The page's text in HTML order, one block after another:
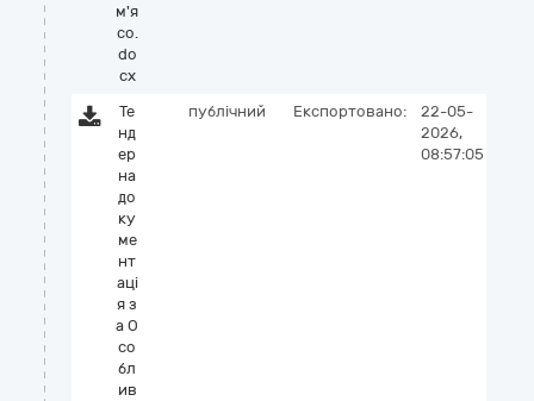
м'я
со.
do
cx
Те
нд
ер
на
до
ку
ме
нт
аці
я з
а О
со
бл
ив
публічний Експортовано:
22-05-
2026,
08:57:05